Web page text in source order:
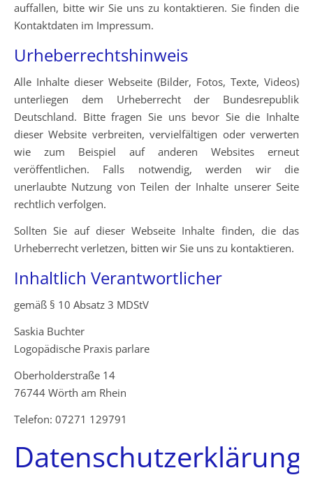
auffallen, bitte wir Sie uns zu kontaktieren. Sie finden die
Kontaktdaten im Impressum.
Urheberrechtshinweis
Alle Inhalte dieser Webseite (Bilder, Fotos, Texte, Videos)
unterliegen dem Urheberrecht der Bundesrepublik
Deutschland. Bitte fragen Sie uns bevor Sie die Inhalte
dieser Website verbreiten, vervielfältigen oder verwerten
wie zum Beispiel auf anderen Websites erneut
veröffentlichen. Falls notwendig, werden wir die
unerlaubte Nutzung von Teilen der Inhalte unserer Seite
rechtlich verfolgen.
Sollten Sie auf dieser Webseite Inhalte finden, die das
Urheberrecht verletzen, bitten wir Sie uns zu kontaktieren.
Inhaltlich Verantwortlicher
gemäß § 10 Absatz 3 MDStV
Saskia Buchter
Logopädische Praxis parlare
Oberholderstraße 14
76744 Wörth am Rhein
Telefon: 07271 129791
Datenschutzerklärung